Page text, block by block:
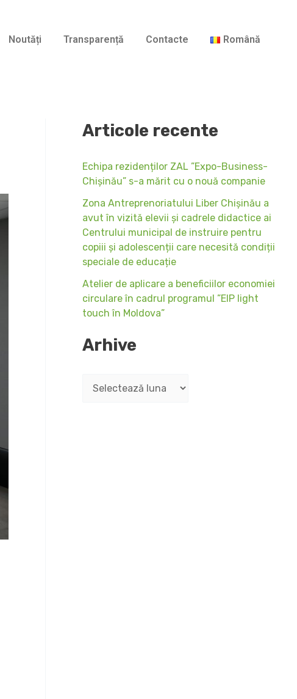
Noutăți Transparență Contacte Română
Articole recente
Echipa rezidenților ZAL ”Expo-Business-
Chișinău” s-a mărit cu o nouă companie
Zona Antreprenoriatului Liber Chișinău a
avut în vizită elevii și cadrele didactice ai
Centrului municipal de instruire pentru
copiii și adolescenții care necesită condiții
speciale de educație
Atelier de aplicare a beneficiilor economiei
circulare în cadrul programul ”EIP light
touch în Moldova”
Arhive